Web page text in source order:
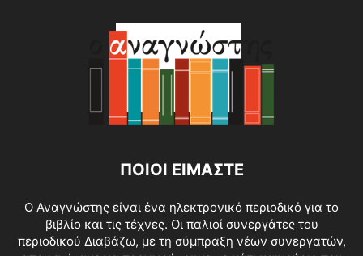
ΠΟΙΟΙ ΕΙΜΑΣΤΕ
O Αναγνώστης είναι ένα ηλεκτρονικό περιοδικό για το
βιβλίο και τις τέχνες. Οι παλιοί συνεργάτες του
περιοδικού Διαβάζω, με τη σύμπραξη νέων συνεργατών,